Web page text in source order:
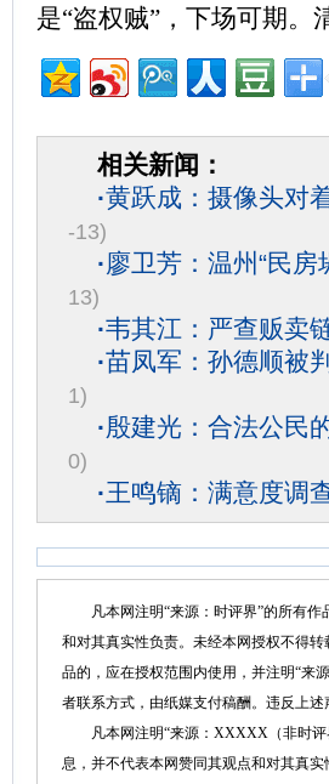
是“盗权贼”，下场可期
相关新闻：
·黄跃成：摄像头对
-13)
·廖卫芳：温州“民
13)
·韦其江：严查贩卖
·苗凤军：孙德顺被
1)
·殷建光：合法公民
0)
·王鸣镝：满意度调
凡本网注明“来源：时评界”的所有作
和对其真实性负责。未经本网授权不得
品的，应在授权范围内使用，并注明“来
者联系方式，由纸媒支付稿酬。违反上
凡本网注明“来源：XXXXX（非时评
息，并不代表本网赞同其观点和对其真实